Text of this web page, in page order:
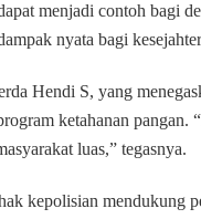
menjadi contoh bagi
nyata bagi
Hendi S, yang
ketahanan pangan.
luas,” tegasnya.
kepolisian mendukung